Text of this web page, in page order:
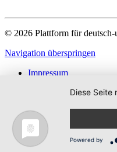
© 2026 Plattform für deutsch-
Navigation überspringen
Impressum
Diese Seite
Powered by